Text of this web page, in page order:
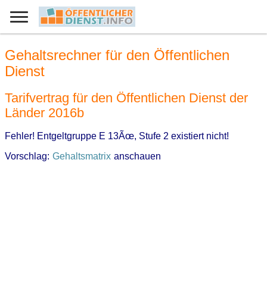
Gehaltsrechner für den Öffentlichen
Dienst
Tarifvertrag für den Öffentlichen Dienst der
Länder 2016b
Fehler! Entgeltgruppe E 13Ãœ, Stufe 2 existiert nicht!
Vorschlag: Gehaltsmatrix anschauen